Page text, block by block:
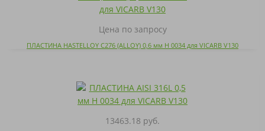
Цена по запросу
ПЛАСТИНА HASTELLOY C276 (ALLOY) 0,6 мм H 0034 для VICARB V130
13463.18 руб.